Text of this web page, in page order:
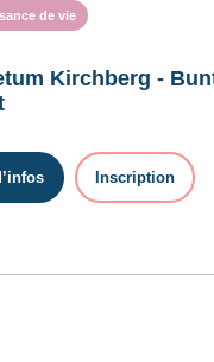
de vie
Kirchberg -
Inscription